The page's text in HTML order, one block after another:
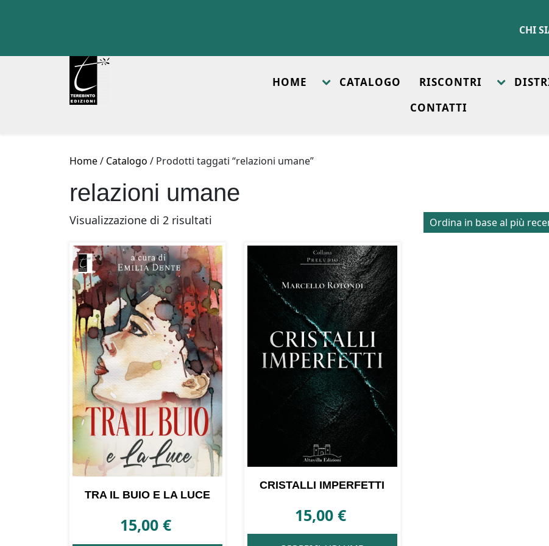
CHI
HOME CATALOGO RISCONTRI
CONTATTI
Home/ Catalogo / Prodotti taggati “relazioni umane”
relazioni umane
Visualizzazione di 2 risultati
base
al
più
recente
TRA IL BUIO E LA LUCE
15,00€
CRISTALLI IMPERFETTI
15,00€